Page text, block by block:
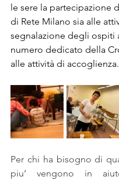
le sere la partecipazione
di Rete Milano sia alle
segnalazione degli ospiti
numero dedicato della
alle attività di accoglienza.
Per chi ha bisogno di
piu’ vengono in